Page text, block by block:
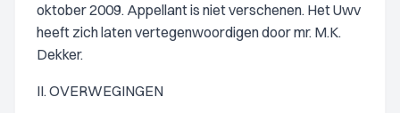
oktober 2009. Appellant is niet verschenen. Het Uwv
heeft zich laten vertegenwoordigen door mr. M.K.
Dekker.
II. OVERWEGINGEN